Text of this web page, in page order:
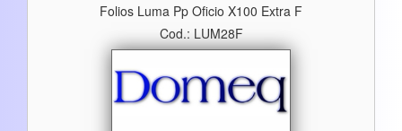
Folios Luma Pp Oficio X100 Extra F
Cod.: LUM28F